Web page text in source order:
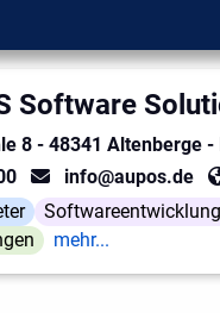
Software
8 - 48341 Altenberge -
info@aupos.de
mehr...